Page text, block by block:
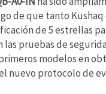
de que tanto Kushaq
de 5 estrellas
las pruebas de
modelos en
nuevo protocolo de